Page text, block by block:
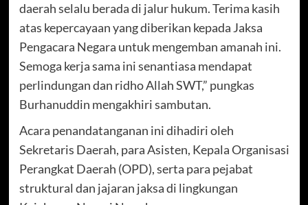
daerah selalu berada di jalur hukum. Terima kasih
atas kepercayaan yang diberikan kepada Jaksa
Pengacara Negara untuk mengemban amanah ini.
Semoga kerja sama ini senantiasa mendapat
perlindungan dan ridho Allah SWT,” pungkas
Burhanuddin mengakhiri sambutan.
Acara penandatanganan ini dihadiri oleh
Sekretaris Daerah, para Asisten, Kepala Organisasi
Perangkat Daerah (OPD), serta para pejabat
struktural dan jajaran jaksa di lingkungan